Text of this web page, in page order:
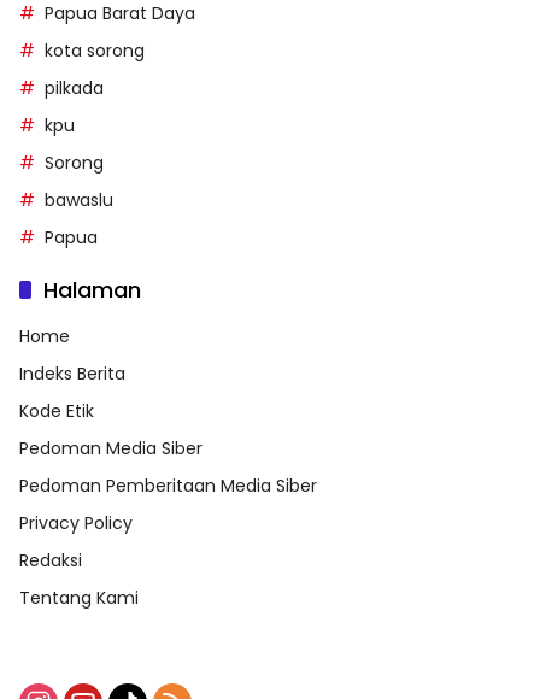
Papua Barat Daya
kota sorong
pilkada
kpu
Sorong
bawaslu
Papua
Halaman
Home
Indeks Berita
Kode Etik
Pedoman Media Siber
Pedoman Pemberitaan Media Siber
Privacy Policy
Redaksi
Tentang Kami